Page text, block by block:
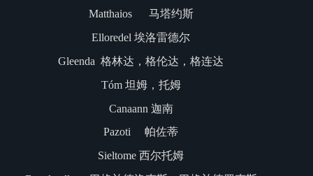
Matthaios 马塔约斯
Elloredel 埃洛雷德尔
Gleenda 格林达，格伦达，格连达
Tóm 坦姆，托姆
Canaann 迦南
Pazoti 帕佐蒂
Sieltome 西尔托姆